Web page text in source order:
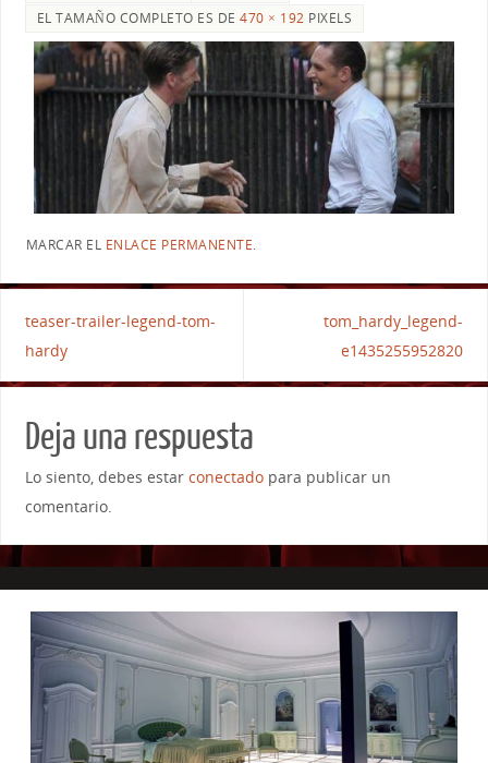
EL TAMAÑO COMPLETO ES DE470 × 192 PIXELS
MARCAR EL ENLACE PERMANENTE.
teaser-trailer-legend-tom-
hardy
tom_hardy_legend-
e1435255952820
Deja una respuesta
Lo siento, debes estar conectadopara publicar un
comentario.